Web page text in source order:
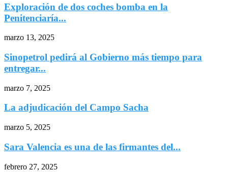
Exploración de dos coches bomba en la
Penitenciaría...
marzo 13, 2025
Sinopetrol pedirá al Gobierno más tiempo para
entregar...
marzo 7, 2025
La adjudicación del Campo Sacha
marzo 5, 2025
Sara Valencia es una de las firmantes del...
febrero 27, 2025